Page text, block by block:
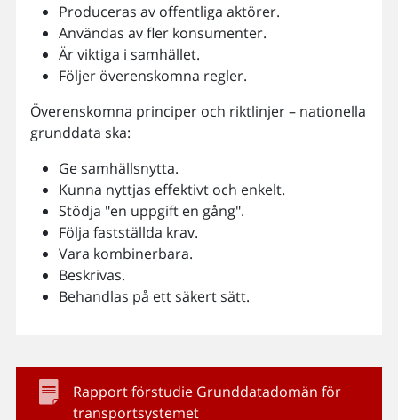
Produceras av offentliga aktörer.
Användas av fler konsumenter.
Är viktiga i samhället.
Följer överenskomna regler.
Överenskomna principer och riktlinjer – nationella
grunddata ska:
Ge samhällsnytta.
Kunna nyttjas effektivt och enkelt.
Stödja "en uppgift en gång".
Följa fastställda krav.
Vara kombinerbara.
Beskrivas.
Behandlas på ett säkert sätt.
Rapport förstudie Grunddatadomän för
transportsystemet